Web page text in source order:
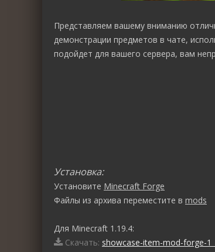
Представляем вашему вниманию
демонстрации предметов в чате,
подойдет для вашего сервера, вам
Установка:
Установите Minecraft Forge
Файлы из архива переместите в mods
Для Minecraft 1.19.4:
Скачать: showcase-item-mod-forge-